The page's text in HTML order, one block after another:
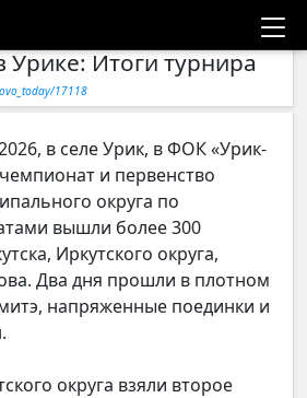
Новости
Галерея
Компании
Урике: Итоги турнира
17118
в селе Урик, в ФОК «Урик-
и первенство
округа по
вышли более 300
Иркутского округа,
Два дня прошли в плотном
напряженные поединки и
округа взяли второе